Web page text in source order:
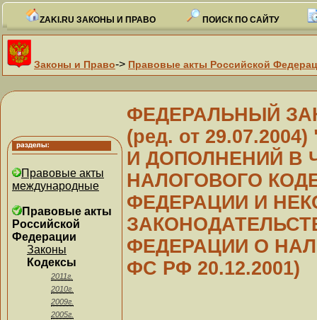
ZAKI.RU ЗАКОНЫ И ПРАВО ПОИСК ПО САЙТУ
Законы и Право-> Правовые акты Российской
Правовые акты
международные
Правовые акты
Российской
Федерации
Законы
Кодексы
2011г.
2010г.
2009г.
2005г.
ФЕДЕРАЛЬНЫЙ
(ред. от
И ДОПОЛНЕНИЙ В
НАЛОГОВОГО
ФЕДЕРАЦИИ И
ФЕДЕРАЦИИ О
ФС РФ 20.12.2001)